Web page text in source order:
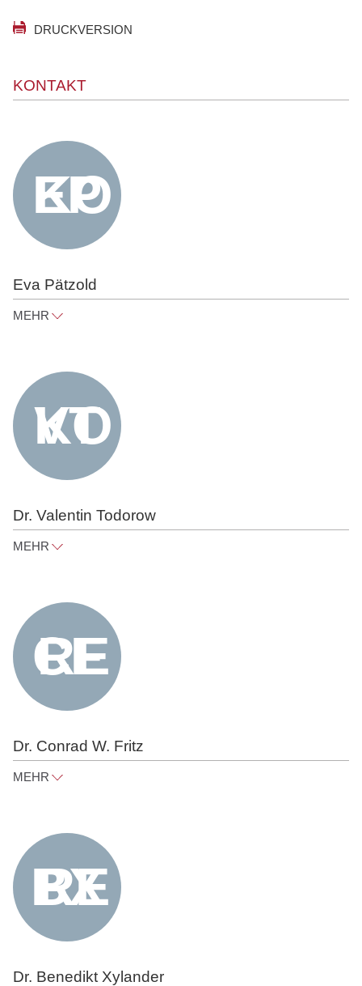
DRUCKVERSION
KONTAKT
Eva Pätzold
MEHR
Tel +49 30 818 550 312
Dr. Valentin Todorow
MEHR
Tel +49 30 818 550 312
Dr. Conrad W. Fritz
MEHR
Tel +49 30 818 550 311
Dr. Benedikt Xylander